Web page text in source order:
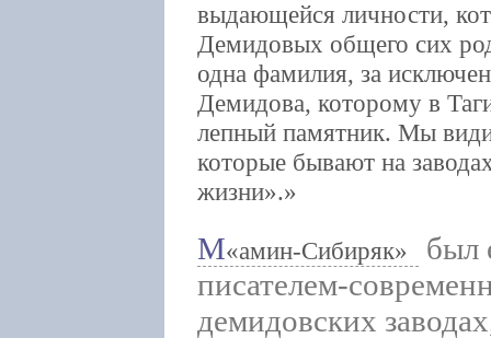
выдающейся личности,
Демидовых общего сих
одна фамилия, за
Демидова, которому в
лепный памятник. Мы
которые бывают на
жизни».
М амин-Сибиряк
был
писателем-
демидовских